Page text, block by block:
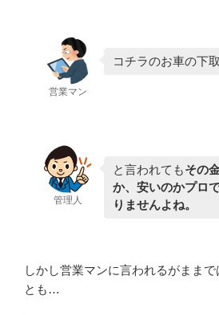
営業マン
コチラのお車の下
管理人
と言われてもその
か、安いのかプロ
りませんよね。
しかし営業マンに言われるがまま
とも…